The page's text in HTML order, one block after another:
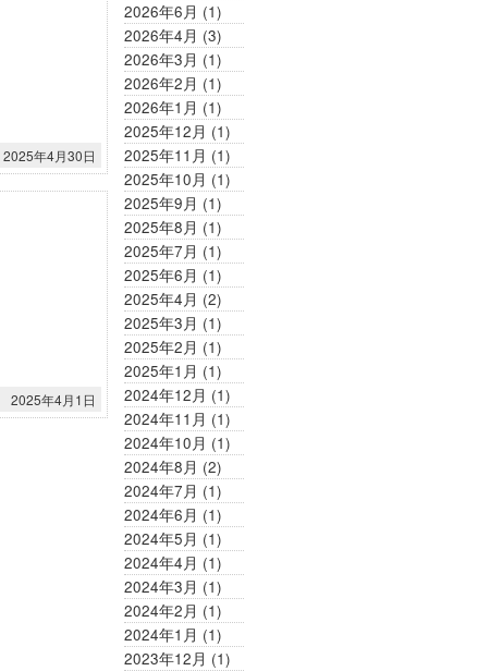
2025年4月30日
2025年4月1日
2026年6月 (1)
2026年4月 (3)
2026年3月 (1)
2026年2月 (1)
2026年1月 (1)
2025年12月 (1)
2025年11月 (1)
2025年10月 (1)
2025年9月 (1)
2025年8月 (1)
2025年7月 (1)
2025年6月 (1)
2025年4月 (2)
2025年3月 (1)
2025年2月 (1)
2025年1月 (1)
2024年12月 (1)
2024年11月 (1)
2024年10月 (1)
2024年8月 (2)
2024年7月 (1)
2024年6月 (1)
2024年5月 (1)
2024年4月 (1)
2024年3月 (1)
2024年2月 (1)
2024年1月 (1)
2023年12月 (1)